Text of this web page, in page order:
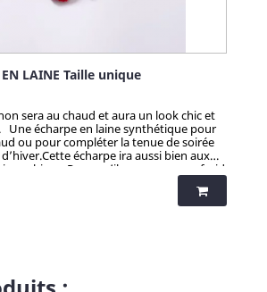
EN LAINE Taille unique
sera au chaud et aura un look chic et
Une écharpe en laine synthétique pour
ou pour compléter la tenue de soirée
écharpe ira aussi bien aux
ne prenne pas froid
lui cette jolie écharpe. Écharpes taille